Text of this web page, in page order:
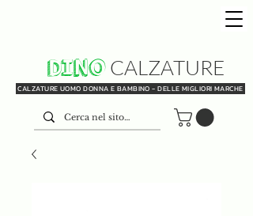
DINO
CALZATURE UOMO DONNA E BAMBINO - DELLE MIGLIORI MARCHE
CALZATURE